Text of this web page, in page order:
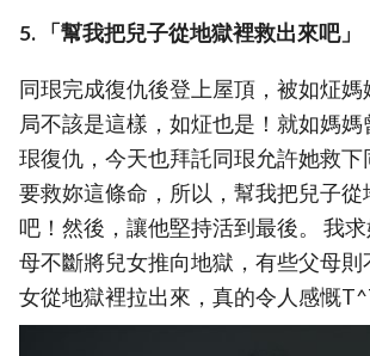
5. 「幫我把兒子從地獄裡救出來吧」
同珢完成復仇後登上屋頂，被如炡
局不該是這樣，如炡也是！就如媽媽
珢復仇，今天也拜託同珢允許她救下
要救妳這條命，所以，幫我把兒子從
吧！然後，讓他堅持活到最後。 我
母不斷將兒女推向地獄，有些父母則
女從地獄裡拉出來，真的令人感慨